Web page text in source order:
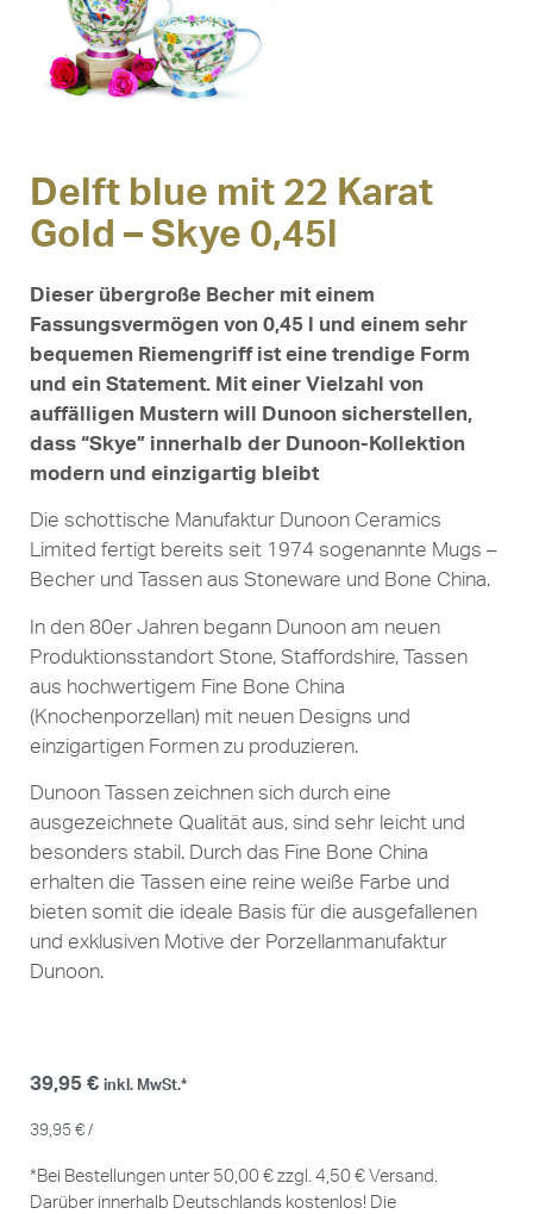
Delft blue mit 22 Karat
Gold – Skye 0,45l
Dieser übergroße Becher mit einem
Fassungsvermögen von 0,45 l und einem sehr
bequemen Riemengriff ist eine trendige Form
und ein Statement. Mit einer Vielzahl von
auffälligen Mustern will Dunoon sicherstellen,
dass “Skye” innerhalb der Dunoon-Kollektion
modern und einzigartig bleibt
Die schottische Manufaktur Dunoon Ceramics
Limited fertigt bereits seit 1974 sogenannte Mugs –
Becher und Tassen aus Stoneware und Bone China.
In den 80er Jahren begann Dunoon am neuen
Produktionsstandort Stone, Staffordshire, Tassen
aus hochwertigem Fine Bone China
(Knochenporzellan) mit neuen Designs und
einzigartigen Formen zu produzieren.
Dunoon Tassen zeichnen sich durch eine
ausgezeichnete Qualität aus, sind sehr leicht und
besonders stabil. Durch das Fine Bone China
erhalten die Tassen eine reine weiße Farbe und
bieten somit die ideale Basis für die ausgefallenen
und exklusiven Motive der Porzellanmanufaktur
Dunoon.
39,95 € inkl. MwSt.*
39,95 € /
*Bei Bestellungen unter 50,00 € zzgl. 4,50 € Versand.
Darüber innerhalb Deutschlands kostenlos! Die